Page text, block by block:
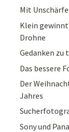
Mit
Klein
Drohne
Gedanken zu
Das bessere
Der
Jahres
Sony und